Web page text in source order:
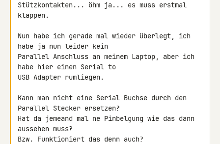
Stützkontakten... öhm ja... es muss erstmal
klappen.
Nun habe ich gerade mal wieder überlegt, ich
habe ja nun leider kein
Parallel Anschluss an meinem Laptop, aber ich
habe hier einen Serial to
USB Adapter rumliegen.
Kann man nicht eine Serial Buchse durch den
Parallel Stecker ersetzen?
Hat da jemeand mal ne Pinbelgung wie das dann
aussehen muss?
Bzw. Funktioniert das denn auch?